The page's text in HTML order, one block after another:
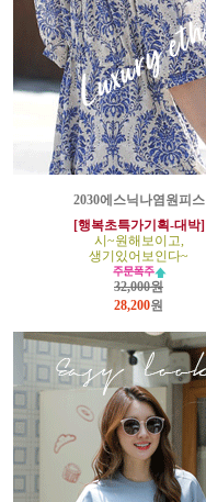
2030에스닉나염원피스
[행복초특가기획-대박]
시~원해보이고,
생기있어보인다~
32,000원
28,200원